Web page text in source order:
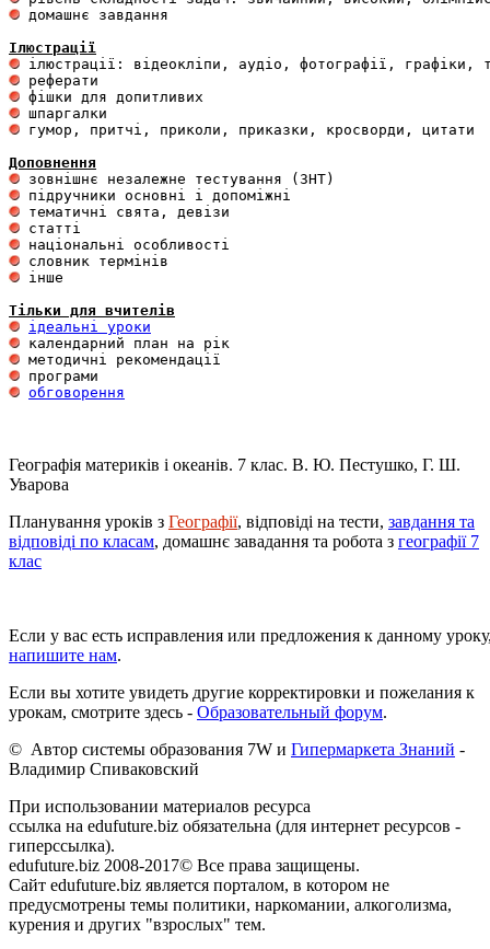
домашнє завдання
Ілюстрації
гумор, притчі, приколи, приказки, кросворди, цитати
Доповнення
інше
Тільки для вчителів
ідеальні уроки
обговорення
Географія материків і океанів. 7 клас. В. Ю. Пестушко, Г. Ш.
Уварова
Планування уроків з Географії, відповіді на тести, завдання та
відповіді по класам, домашнє завадання та робота з географії 7
клас
Если у вас есть исправления или предложения к данному
напишите нам.
Если вы хотите увидеть другие корректировки и пожелания к
урокам, смотрите здесь - Образовательный форум.
© Автор системы образования 7W и Гипермаркета Знаний -
Владимир Спиваковский
При использовании материалов ресурса
ссылка на edufuture.biz обязательна (для интернет ресурсов -
гиперссылка).
edufuture.biz 2008-2017© Все права защищены.
Сайт edufuture.biz является порталом, в котором не
предусмотрены темы политики, наркомании, алкоголизма,
курения и других "взрослых" тем.